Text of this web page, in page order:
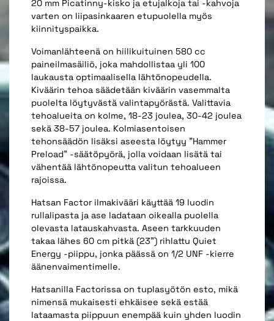
20 mm Picatinny-kisko ja etujalkoja tai -kahvoja
varten on liipasinkaaren etupuolella myös
kiinnityspaikka.
Voimanlähteenä on hiilikuituinen 580 cc
paineilmasäiliö, joka mahdollistaa yli 100
laukausta optimaalisella lähtönopeudella.
Kiväärin tehoa säädetään kiväärin vasemmalta
puolelta löytyvästä valintapyörästä. Valittavia
tehoalueita on kolme, 18-23 joulea, 30-42 joulea
sekä 38-57 joulea. Kolmiasentoisen
tehonsäädön lisäksi aseesta löytyy "Hammer
Preload" -säätöpyörä, jolla voidaan lisätä tai
vähentää lähtönopeutta valitun tehoalueen
rajoissa.
Hatsan Factor ilmakivääri käyttää 19 luodin
rullalipasta ja ase ladataan oikealla puolella
olevasta latauskahvasta. Aseen tarkkuuden
takaa lähes 60 cm pitkä (23") rihlattu Quiet
Energy -piippu, jonka päässä on 1/2 UNF -kierre
äänenvaimentimelle.
Hatsanilla Factorissa on tuplasyötön esto, mikä
nimensä mukaisesti ehkäisee sekä estää
lataamasta piippuun enempää kuin yhden luodin